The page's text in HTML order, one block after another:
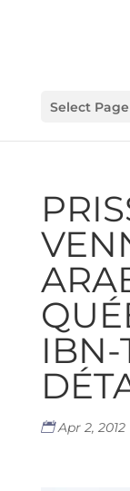
Select Page
IBN-
Apr 2, 2012